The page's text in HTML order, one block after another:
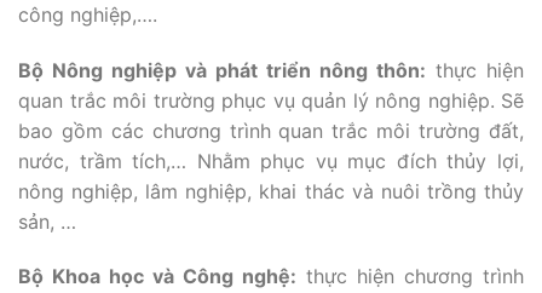
công nghiệp,….
Bộ Nông nghiệp và phát triển nông thôn: thực hiện
quan trắc môi trường phục vụ quản lý nông nghiệp. Sẽ
bao gồm các chương trình quan trắc môi trường đất,
nước, trầm tích,… Nhằm phục vụ mục đích thủy lợi,
nông nghiệp, lâm nghiệp, khai thác và nuôi trồng thủy
sản, …
Bộ Khoa học và Công nghệ: thực hiện chương trình